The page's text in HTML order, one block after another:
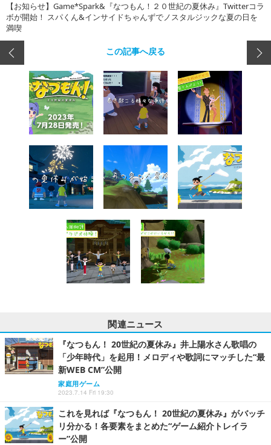
【お知らせ】Game*Spark&『なつもん！２０世紀の夏休み』Twitterコラ
ボが開始！ スパくん&インサイドちゃんずでノスタルジックな夏の日を
満喫
この記事へ戻る
関連ニュース
『なつもん！ 20世紀の夏休み』井上陽水さん歌唱の
「少年時代」を起用！メロディや歌詞にマッチした“最
新WEB CM”公開
家庭用ゲーム
2023.7.14 Fri 19:30
これを見れば『なつもん！ 20世紀の夏休み』がバッチ
リ分かる！各要素をまとめた“ゲーム紹介トレイラ
ー”公開